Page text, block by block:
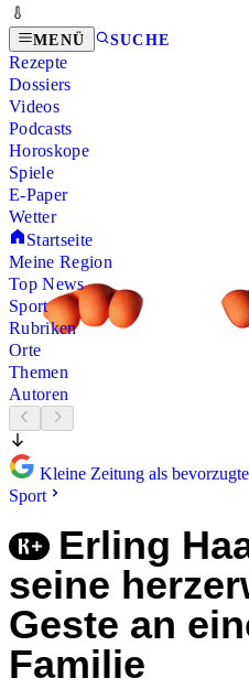
MENÜ SUCHE
Rezepte
Dossiers
Videos
Podcasts
Horoskope
Spiele
E-Paper
Wetter
Startseite
Meine Region
Top News
Sport
Rubriken
Orte
Themen
Autoren
Kleine Zeitung als
Sport
Erling
seine
Geste an
Familie